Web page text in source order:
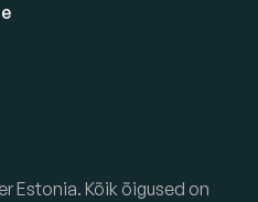
Estonia. Kõik õigused on